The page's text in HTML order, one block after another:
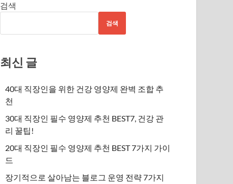
검색
검색
최신 글
40대 직장인을 위한 건강 영양제 완벽 조합 추
천
30대 직장인 필수 영양제 추천 BEST7, 건강 관
리 꿀팁!
20대 직장인 필수 영양제 추천 BEST 7가지 가이
드
장기적으로 살아남는 블로그 운영 전략 7가지